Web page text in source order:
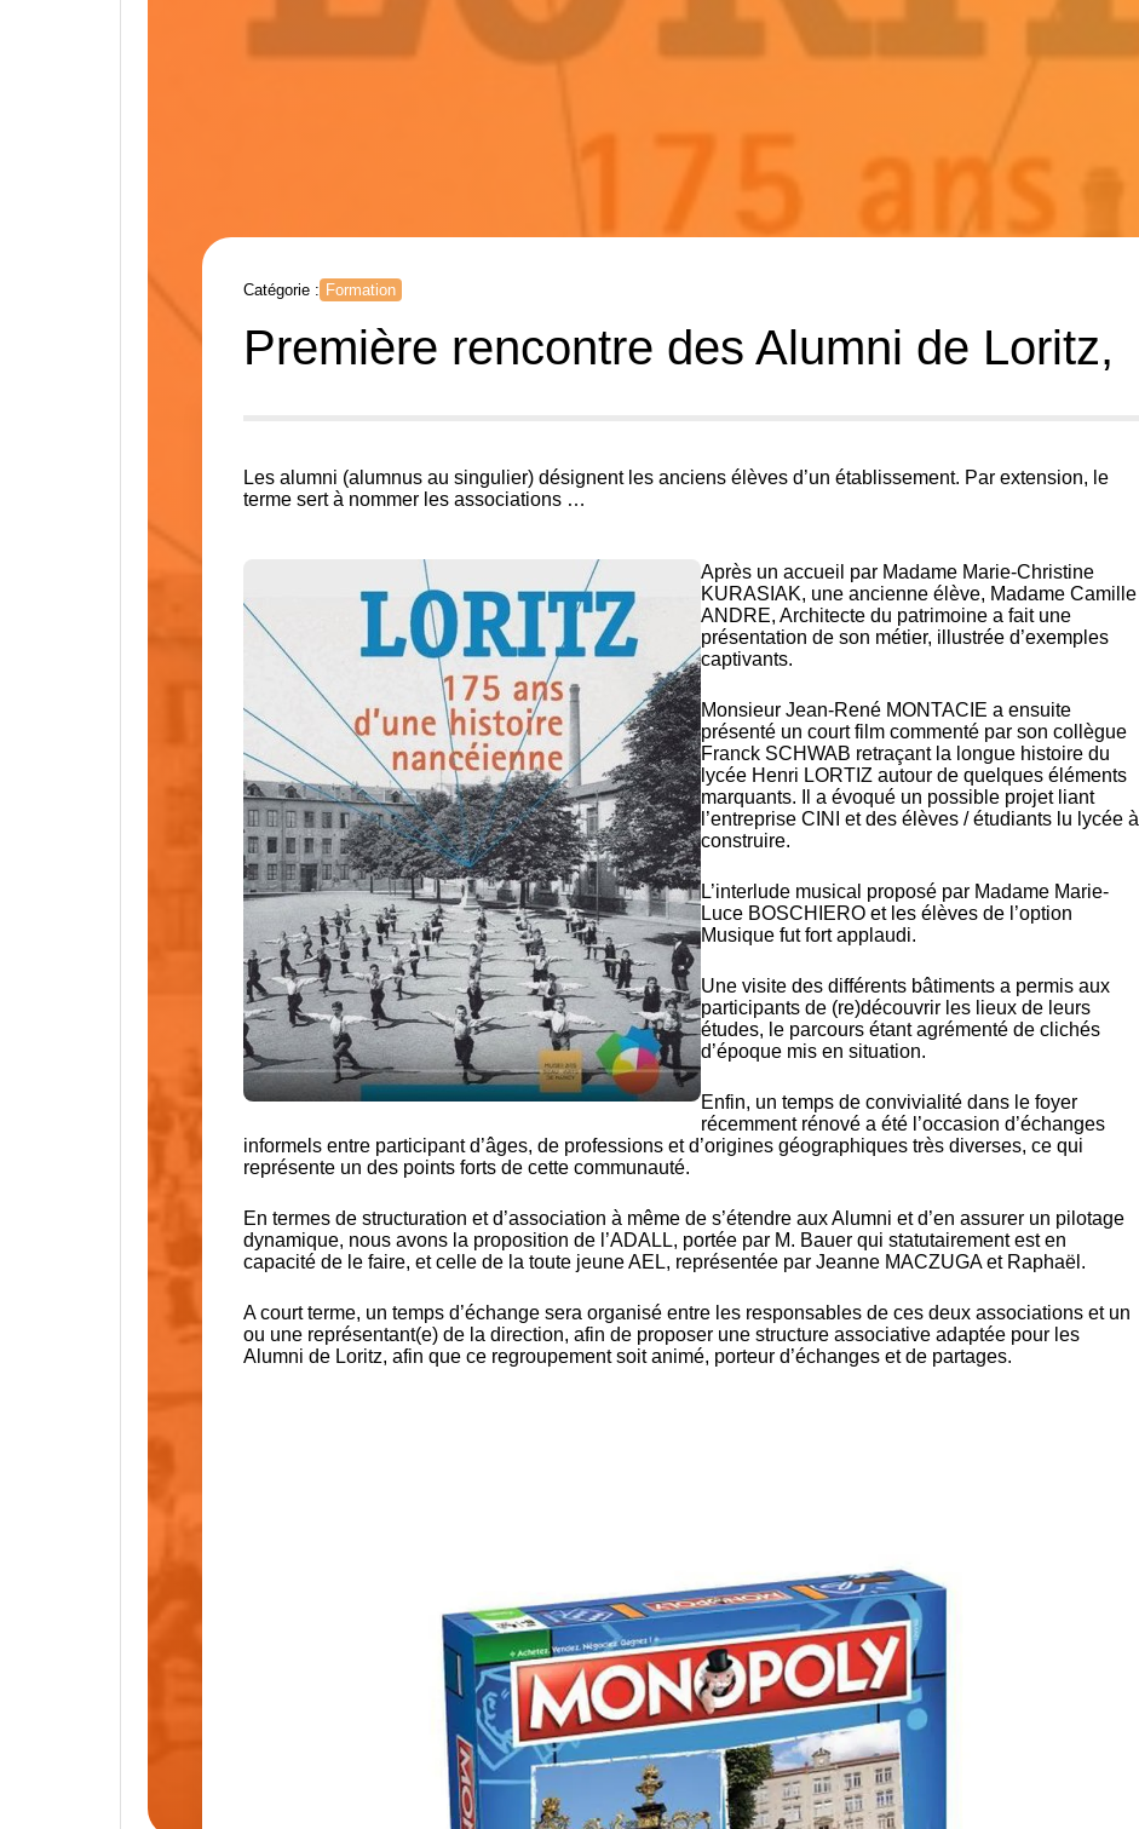
Catégorie : Formation
Première rencontre des Alumni de Loritz,
Les alumni (alumnus au singulier) désignent les anciens élèves d’un établissement. Par extension, le
terme sert à nommer les associations …
Après un accueil par Madame Marie-Christine
KURASIAK, une ancienne élève, Madame Camille
ANDRE, Architecte du patrimoine a fait une
présentation de son métier, illustrée d’exemples
captivants.
Monsieur Jean-René MONTACIE a ensuite
présenté un court film commenté par son collègue
Franck SCHWAB retraçant la longue histoire du
lycée Henri LORTIZ autour de quelques éléments
marquants. Il a évoqué un possible projet liant
l’entreprise CINI et des élèves / étudiants lu lycée à
construire.
L’interlude musical proposé par Madame Marie-
Luce BOSCHIERO et les élèves de l’option
Musique fut fort applaudi.
Une visite des différents bâtiments a permis aux
participants de (re)découvrir les lieux de leurs
études, le parcours étant agrémenté de clichés
d’époque mis en situation.
Enfin, un temps de convivialité dans le foyer
récemment rénové a été l’occasion d’échanges
informels entre participant d’âges, de professions et d’origines géographiques très diverses, ce qui
représente un des points forts de cette communauté.
En termes de structuration et d’association à même de s’étendre aux Alumni et d’en assurer un pilotage
dynamique, nous avons la proposition de l’ADALL, portée par M. Bauer qui statutairement est en
capacité de le faire, et celle de la toute jeune AEL, représentée par Jeanne MACZUGA et Raphaël.
A court terme, un temps d’échange sera organisé entre les responsables de ces deux associations et un
ou une représentant(e) de la direction, afin de proposer une structure associative adaptée pour les
Alumni de Loritz, afin que ce regroupement soit animé, porteur d’échanges et de partages.